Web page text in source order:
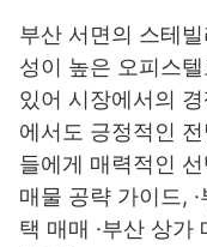
부산 서면의 스테
성이 높은 오피스
있어 시장에서의
에서도 긍정적인
들에게 매력적인
매물 공략 가이드,
택 매매 ·부산 상가